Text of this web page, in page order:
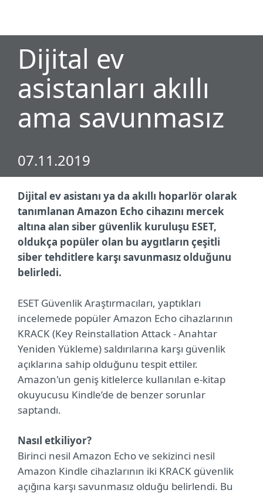
Dijital ev
asistanları akıllı
ama savunmasız
07.11.2019
Dijital ev asistanı ya da akıllı hoparlör olarak
tanımlanan Amazon Echo cihazını mercek
altına alan siber güvenlik kuruluşu ESET,
oldukça popüler olan bu aygıtların çeşitli
siber tehditlere karşı savunmasız olduğunu
belirledi.
ESET Güvenlik Araştırmacıları, yaptıkları
incelemede popüler Amazon Echo cihazlarının
KRACK (Key Reinstallation Attack - Anahtar
Yeniden Yükleme) saldırılarına karşı güvenlik
açıklarına sahip olduğunu tespit ettiler.
Amazon'un geniş kitlelerce kullanılan e-kitap
okuyucusu Kindle’de de benzer sorunlar
saptandı.
Nasıl etkiliyor?
Birinci nesil Amazon Echo ve sekizinci nesil
Amazon Kindle cihazlarının iki KRACK güvenlik
açığına karşı savunmasız olduğu belirlendi. Bu